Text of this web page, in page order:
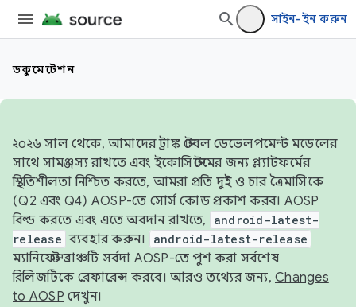
সাইন-ইন করুন
ডকুমেন্টেশন
২০২৬ সাল থেকে, আমাদের ট্রাঙ্ক স্টেবল ডেভেলপমেন্ট মডেলের
সাথে সামঞ্জস্য রাখতে এবং ইকোসিস্টেমের জন্য প্ল্যাটফর্মের
স্থিতিশীলতা নিশ্চিত করতে, আমরা প্রতি দুই ও চার ত্রৈমাসিকে
(Q2 এবং Q4) AOSP-তে সোর্স কোড প্রকাশ করব। AOSP
বিল্ড করতে এবং এতে অবদান রাখতে,
android-latest-
release ব্যবহার করুন। android-latest-release
ম্যানিফেস্ট ব্রাঞ্চটি সর্বদা AOSP-তে পুশ করা সর্বশেষ
রিলিজটিকে রেফারেন্স করবে। আরও তথ্যের জন্য, Changes
to AOSP দেখুন।